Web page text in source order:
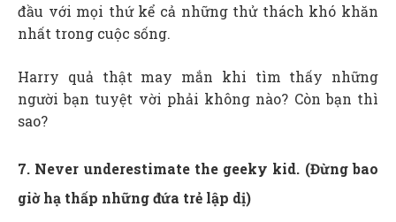
đầu với mọi thứ kể cả những thử thách khó khăn
nhất trong cuộc sống.
Harry quả thật may mắn khi tìm thấy những
người bạn tuyệt vời phải không nào? Còn bạn thì
sao?
7. Never underestimate the geeky kid. (Đừng bao
giờ hạ thấp những đứa trẻ lập dị)